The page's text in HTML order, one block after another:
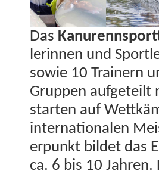
Das
lerin­nen und
sowie 10 Train­ern
Grup­pen aufgeteilt
starten auf
inter­na­tionalen
er­punkt bildet das
ca. 6 bis 10